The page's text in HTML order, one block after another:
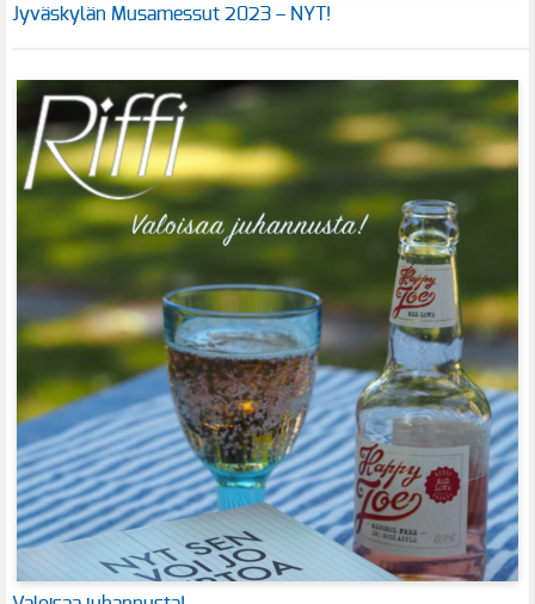
Jyväskylän Musamessut 2023 – NYT!